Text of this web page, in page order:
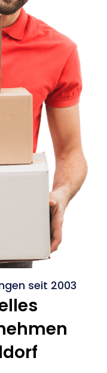
seit 2003